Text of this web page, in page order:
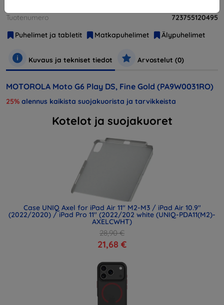
Tuotenumero
723755120495
Puhelimet ja tabletit
Matkapuhelimet Älypuhelimet
Kuvaus ja tekniset tiedot Arvostelut (0)
MOTOROLA Moto G6 Play DS, Fine Gold (PA9W0031RO)
25% alennus kaikista suojakuorista ja tarvikkeista
Kotelot ja suojakuoret
Case UNIQ Axel for iPad Air 11" M2-M3 / iPad Air 10.9"
(2022/2020) / iPad Pro 11" (2022/202 white (UNIQ-PDA11(M2)-
AXELCWHT)
28,90 €
21,68 €